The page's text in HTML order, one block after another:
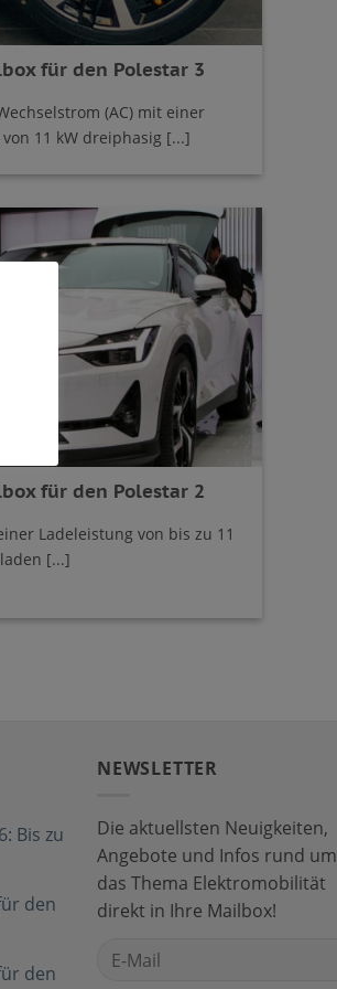
für den Polestar 3
(AC) mit einer
11 kW dreiphasig [...]
für den Polestar 2
Ladeleistung von bis zu 11
[...]
Bis zu
den
den
NEWSLETTER
Die aktuellsten Neuigkeiten,
Angebote und Infos rund um
das Thema Elektromobilität
direkt in Ihre Mailbox!